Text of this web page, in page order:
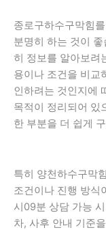
종로구하수구막힘
분명히 하는 것이
히 정보를 알아보려
용이나 조건을 비교
인하려는 것인지에
목적이 정리되어 있
한 부분을 더 쉽게
특히 양천하수구막
조건이나 진행 방
시09분 상담 가능
차, 사후 안내 기준